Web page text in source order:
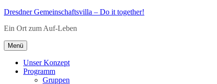
Zum
springen
Dresdner Gemeinschaftsvilla – Do it together!
Ein Ort zum Auf-Leben
Menü
Unser Konzept
Programm
Gruppen